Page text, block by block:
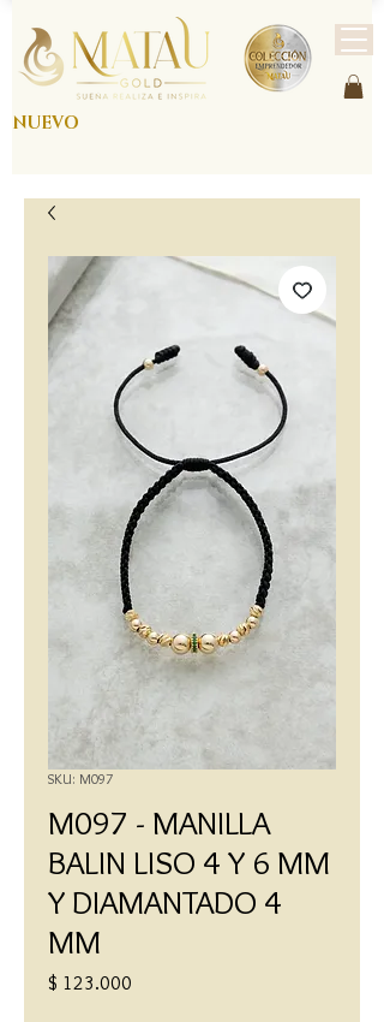
NUEVO
SKU: M097
M097 - MANILLA
BALIN LISO 4 Y 6 MM
Y DIAMANTADO 4
MM
$ 123.000